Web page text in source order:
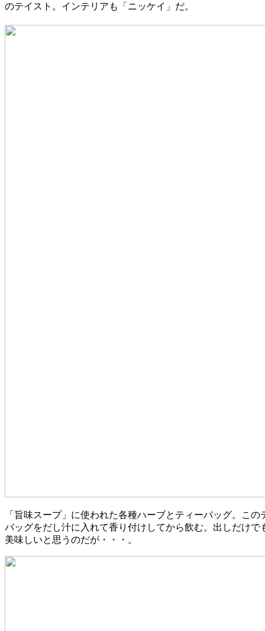
のテイスト。インテリアも「ニッケイ」だ。
「旨味スープ」に使われた各種ハーブとティーバッグ。この
バッグをだし汁に入れて香り付けしてから飲む。出しだけで
美味しいと思うのだが・・・。